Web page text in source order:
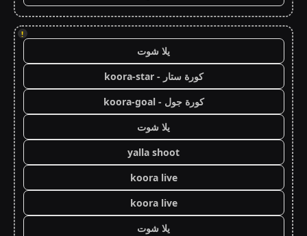
!
يلا شوت
كورة ستار - koora-star
كورة جول - koora-goal
يلا شوت
yalla shoot
koora live
koora live
يلا شوت